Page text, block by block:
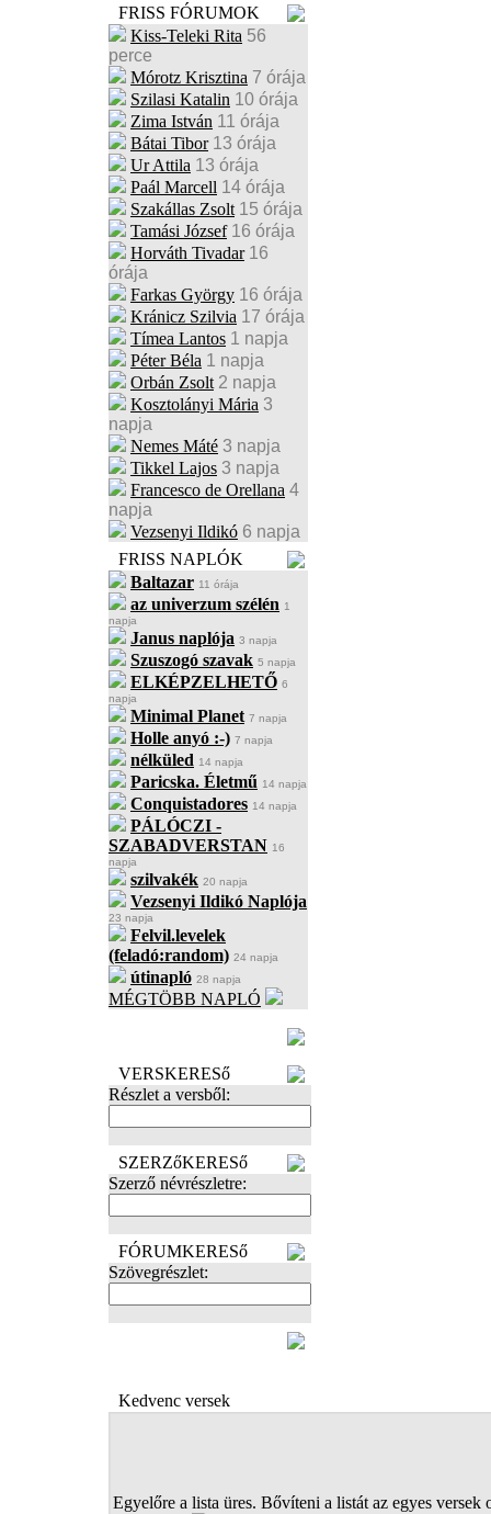
FRISS FÓRUMOK
Kiss-Teleki Rita 56
perce
Mórotz Krisztina 7 órája
Szilasi Katalin 10 órája
Zima István 11 órája
Bátai Tibor 13 órája
Ur Attila 13 órája
Paál Marcell 14 órája
Szakállas Zsolt 15 órája
Tamási József 16 órája
Horváth Tivadar 16
órája
Farkas György 16 órája
Kránicz Szilvia 17 órája
Tímea Lantos 1 napja
Péter Béla 1 napja
Orbán Zsolt 2 napja
Kosztolányi Mária 3
napja
Nemes Máté 3 napja
Tikkel Lajos 3 napja
Francesco de Orellana 4
napja
Vezsenyi Ildikó 6 napja
FRISS NAPLÓK
Baltazar 11 órája
az univerzum szélén 1
napja
Janus naplója 3 napja
Szuszogó szavak 5 napja
ELKÉPZELHETŐ 6
napja
Minimal Planet 7 napja
Holle anyó :-) 7 napja
nélküled 14 napja
Paricska. Életmű 14 napja
Conquistadores 14 napja
PÁLÓCZI -
SZABADVERSTAN 16
napja
szilvakék 20 napja
Vezsenyi Ildikó Naplója
23 napja
Felvil.levelek
(feladó:random) 24 napja
útinapló 28 napja
MÉGTÖBB NAPLÓ
VERSKERESő
Részlet a versből:
SZERZőKERESő
Szerző névrészletre:
FÓRUMKERESő
Szövegrészlet:
Kedvenc versek
Egyelőre a lista üres. Bővíteni a listát az egyes versek